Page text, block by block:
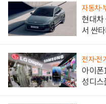
자동차·
현대차
서 싼
전자·전
아이폰
성디스